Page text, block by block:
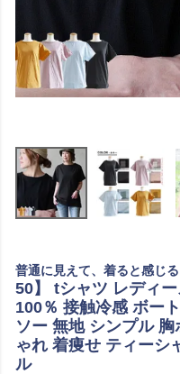
普通に見えて、着ると感じる
50】 tシャツ レディ
100％ 接触冷感 ボー
ソー 無地 シンプル
ゃれ 着痩せ ティーシ
ル